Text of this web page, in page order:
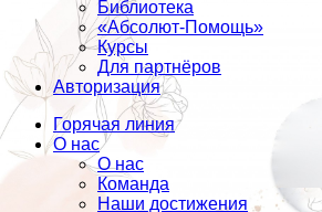
Библиотека
«Абсолют-Помощь»
Курсы
Для партнёров
Авторизация
Горячая линия
О нас
О нас
Команда
Наши достижения